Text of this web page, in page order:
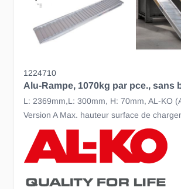
1224710
Alu-Rampe, 1070kg par pce., sans
L: 2369mm,L: 300mm, H: 70mm, AL-KO
Version A Max. hauteur surface de